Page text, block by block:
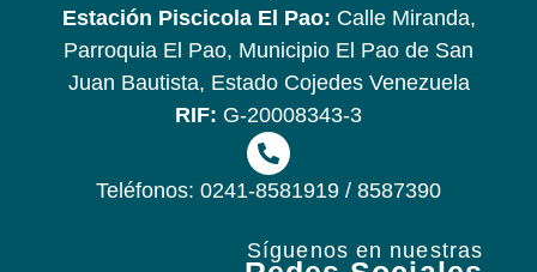
Estación Piscicola El Pao: Calle Miranda,
Parroquia El Pao, Municipio El Pao de San
Juan Bautista, Estado Cojedes Venezuela
RIF: G-20008343-3
Teléfonos: 0241-8581919 / 8587390
Síguenos en nuestras